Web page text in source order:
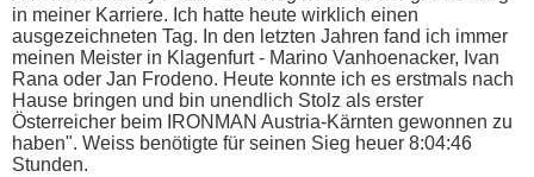
in meiner Karriere. Ich hatte heute wirklich einen
ausgezeichneten Tag. In den letzten Jahren fand ich immer
meinen Meister in Klagenfurt - Marino Vanhoenacker, Ivan
Rana oder Jan Frodeno. Heute konnte ich es erstmals nach
Hause bringen und bin unendlich Stolz als erster
Österreicher beim IRONMAN Austria-Kärnten gewonnen zu
haben". Weiss benötigte für seinen Sieg heuer 8:04:46
Stunden.